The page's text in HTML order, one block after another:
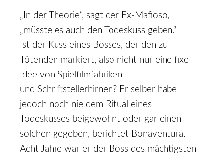
„In der Theorie“, sagt der Ex-­Mafioso,
„müsste es auch den Todeskuss geben.“
Ist der Kuss eines Bosses, der den zu
Tötenden markiert, also nicht nur eine fixe
Idee von Spielfilmfabriken
und Schriftstellerhirnen? Er selber habe
jedoch noch nie dem Ritual eines
Todeskusses beigewohnt oder gar einen
solchen gegeben, berichtet Bonaventura.
Acht Jahre war er der Boss des mächtigsten